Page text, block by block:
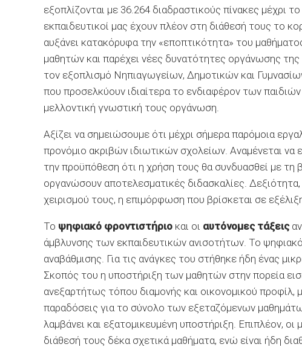
εξοπλίζονται με 36.264 διαδραστικούς πίνακες μέχρι
εκπαιδευτικοί μας έχουν πλέον στη διάθεσή τους το
αυξάνει κατακόρυφα την «εποπτικότητα» του
μαθητών και παρέχει νέες δυνατότητες οργάνωσης
τον εξοπλισμό Νηπιαγωγείων, Δημοτικών και
που προσελκύουν ιδιαίτερα το ενδιαφέρον των
μελλοντική γνωστική τους οργάνωση.
Αξίζει να σημειώσουμε ότι μέχρι σήμερα παρόμοια
προνόμιο ακριβών ιδιωτικών σχολείων. Αναμένεται
την προϋπόθεση ότι η χρήση τους θα συνδυασθεί με
οργανώσουν αποτελεσματικές διδασκαλίες.
χειρισμού τους, η επιμόρφωση που βρίσκεται σε
Το ψηφιακό φροντιστήριο και οι αυτόνομες τάξεις
άμβλυνσης των εκπαιδευτικών ανισοτήτων. Το
αναβάθμισης. Για τις ανάγκες του στήθηκε ήδη ένας
Σκοπός του η υποστήριξη των μαθητών στην πορεία
ανεξαρτήτως τόπου διαμονής και οικονομικού
παραδόσεις για το σύνολο των εξεταζόμενων
λαμβάνει και εξατομικευμένη υποστήριξη. Επιπλέον,
διάθεσή τους δέκα σχετικά μαθήματα, ενώ είναι ήδη